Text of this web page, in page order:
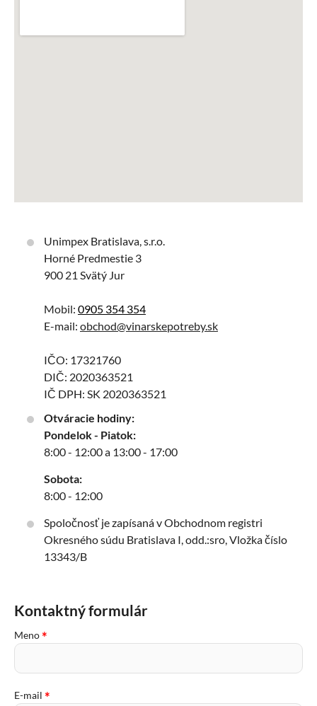
Unimpex Bratislava, s.r.o.
Horné Predmestie 3
900 21 Svätý Jur
Mobil: 0905 354 354
E-mail: obchod@vinarskepotreby.sk
IČO: 17321760
DIČ: 2020363521
IČ DPH: SK 2020363521
Otváracie hodiny:
Pondelok - Piatok:
8:00 - 12:00 a 13:00 - 17:00
Sobota:
8:00 - 12:00
Spoločnosť je zapísaná v Obchodnom registri
Okresného súdu Bratislava I, odd.:sro, Vložka číslo
13343/B
Kontaktný formulár
Meno *
E-mail *